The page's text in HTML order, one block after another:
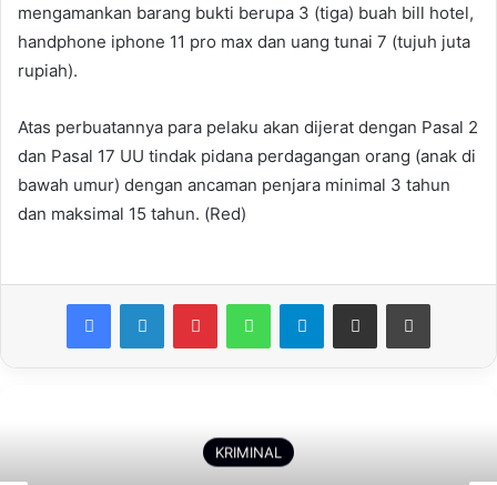
mengamankan barang bukti berupa 3 (tiga) buah bill hotel,
handphone iphone 11 pro max dan uang tunai 7 (tujuh juta
rupiah).
Atas perbuatannya para pelaku akan dijerat dengan Pasal 2
dan Pasal 17 UU tindak pidana perdagangan orang (anak di
bawah umur) dengan ancaman penjara minimal 3 tahun
dan maksimal 15 tahun. (Red)
Telegram
KRIMINAL